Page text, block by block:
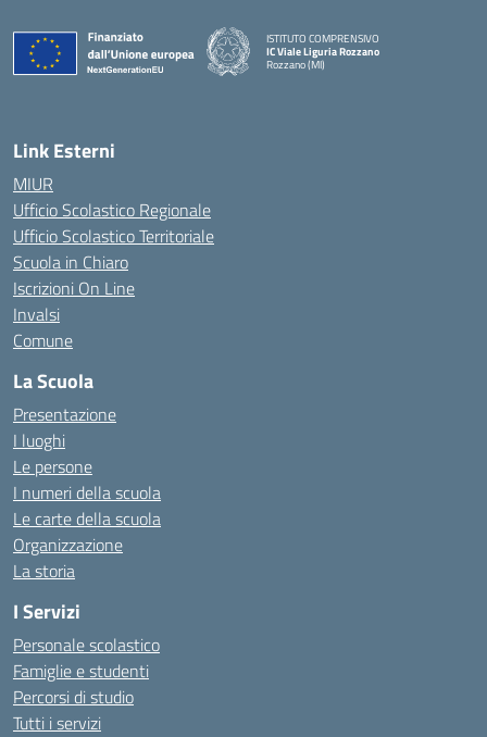
ISTITUTO COMPRENSIVO
IC Viale Liguria Rozzano
Rozzano (MI)
Link Esterni
MIUR
Ufficio Scolastico Regionale
Ufficio Scolastico Territoriale
Scuola in Chiaro
Iscrizioni On Line
Invalsi
Comune
La Scuola
Presentazione
I luoghi
Le persone
I numeri della scuola
Le carte della scuola
Organizzazione
La storia
I Servizi
Personale scolastico
Famiglie e studenti
Percorsi di studio
Tutti i servizi